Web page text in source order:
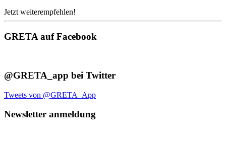
Jetzt weiterempfehlen!
GRETA auf Facebook
@GRETA_app bei Twitter
Tweets von @GRETA_App
Newsletter anmeldung